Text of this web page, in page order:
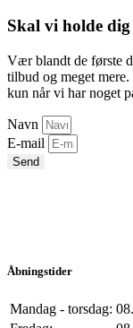
Skal vi holde
Vær blandt de første
tilbud og meget
kun når vi har noget
Navn
E-mail
Send
Åbningstider
Mandag - torsdag: